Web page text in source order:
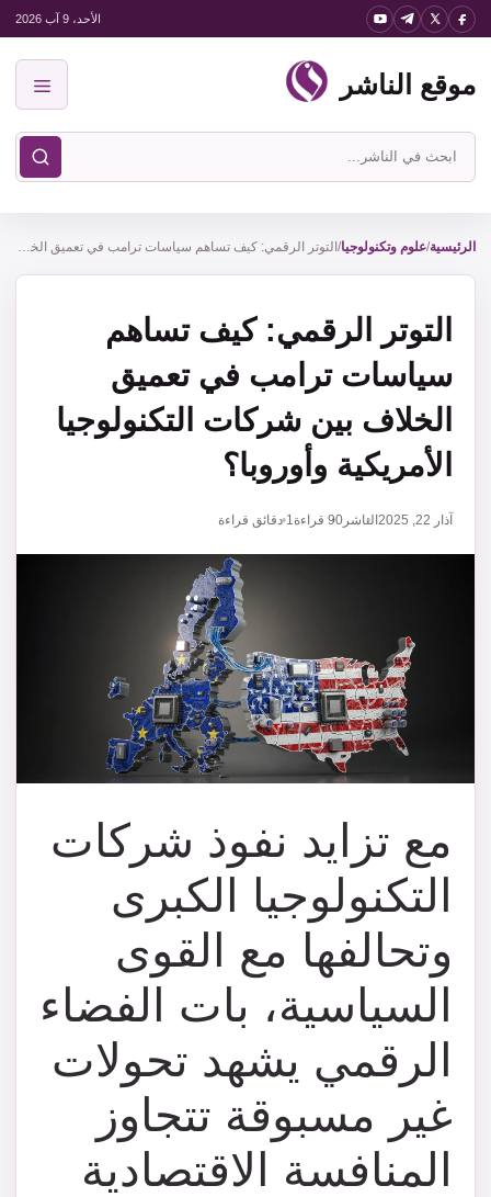
انتقل
المحتوى
الأحد، 9 آب 2026
موقع الناشر
ابحث
في
الناشر
الرئيسية/علوم وتكنولوجيا/ التوتر الرقمي: كيف تساهم سياسات ترامب في تعميق الخلاف بين شركات التكنولوجيا الأمريكية وأوروبا؟
التوتر الرقمي: كيف تساهم
سياسات ترامب في تعميق
الخلاف بين شركات التكنولوجيا
الأمريكية وأوروبا؟
آذار 22, 2025 الناشر 90 قراءة1 دقائق قراءة
مع تزايد نفوذ شركات
التكنولوجيا الكبرى
وتحالفها مع القوى
السياسية، بات الفضاء
الرقمي يشهد تحولات
غير مسبوقة تتجاوز
المنافسة الاقتصادية